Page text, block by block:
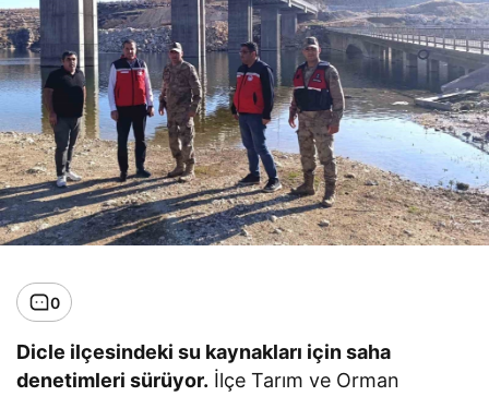
0
Dicle ilçesindeki su kaynakları için saha
denetimleri sürüyor. İlçe Tarım ve Orman